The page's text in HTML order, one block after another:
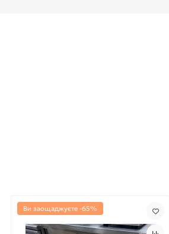
Ви заощаджуєте -65%